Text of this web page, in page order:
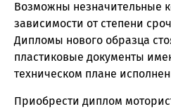
Возможны незначительные
зависимости от степени
Дипломы нового образца
пластиковые документы
техническом плане
Приобрести диплом